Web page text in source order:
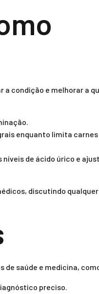
a condição e melhorar a
enquanto limita
de ácido úrico e
discutindo
saúde e medicina,
preciso.